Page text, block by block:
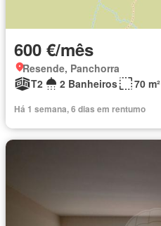
600 €/mês
Resende, Panchorra
T2
2 Banheiros 70 m²
Há 1 semana, 6 dias em rentumo